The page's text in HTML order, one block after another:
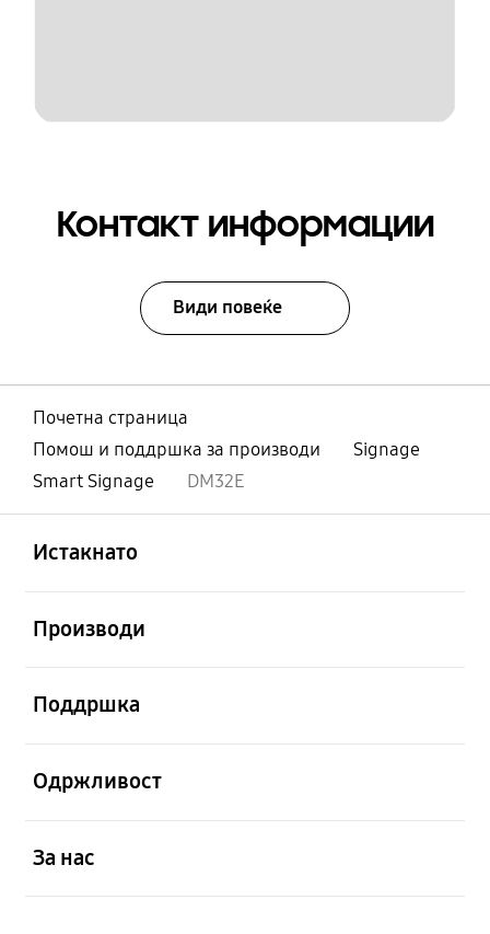
Контакт информации
Види повеќе
Почетна страница
Помош и поддршка за производи
Signage
Smart Signage
DM32E
Истакнато
Производи
Поддршка
Одржливост
За нас